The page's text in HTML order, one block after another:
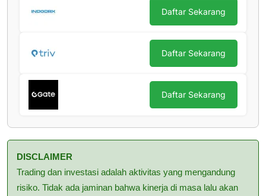
Daftar Sekarang
Daftar Sekarang
Daftar Sekarang
DISCLAIMER
Trading dan investasi adalah aktivitas yang mengandung
risiko. Tidak ada jaminan bahwa kinerja di masa lalu akan